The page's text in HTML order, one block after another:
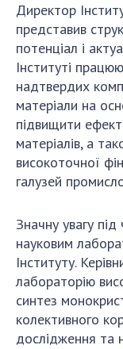
НАУКОВІ
МЕДІА ПРО
АКАДЕМІЯ
КОНТАКТИ
ПРОФСПІЛКА
КАБІНЕТ
Директор
представив
потенціал і
Інституті
надтвердих
матеріали на
підвищити
матеріалів, а
високоточної
галузей
Значну увагу
науковим
Інституту.
лабораторію
синтез
колективного
дослідження та